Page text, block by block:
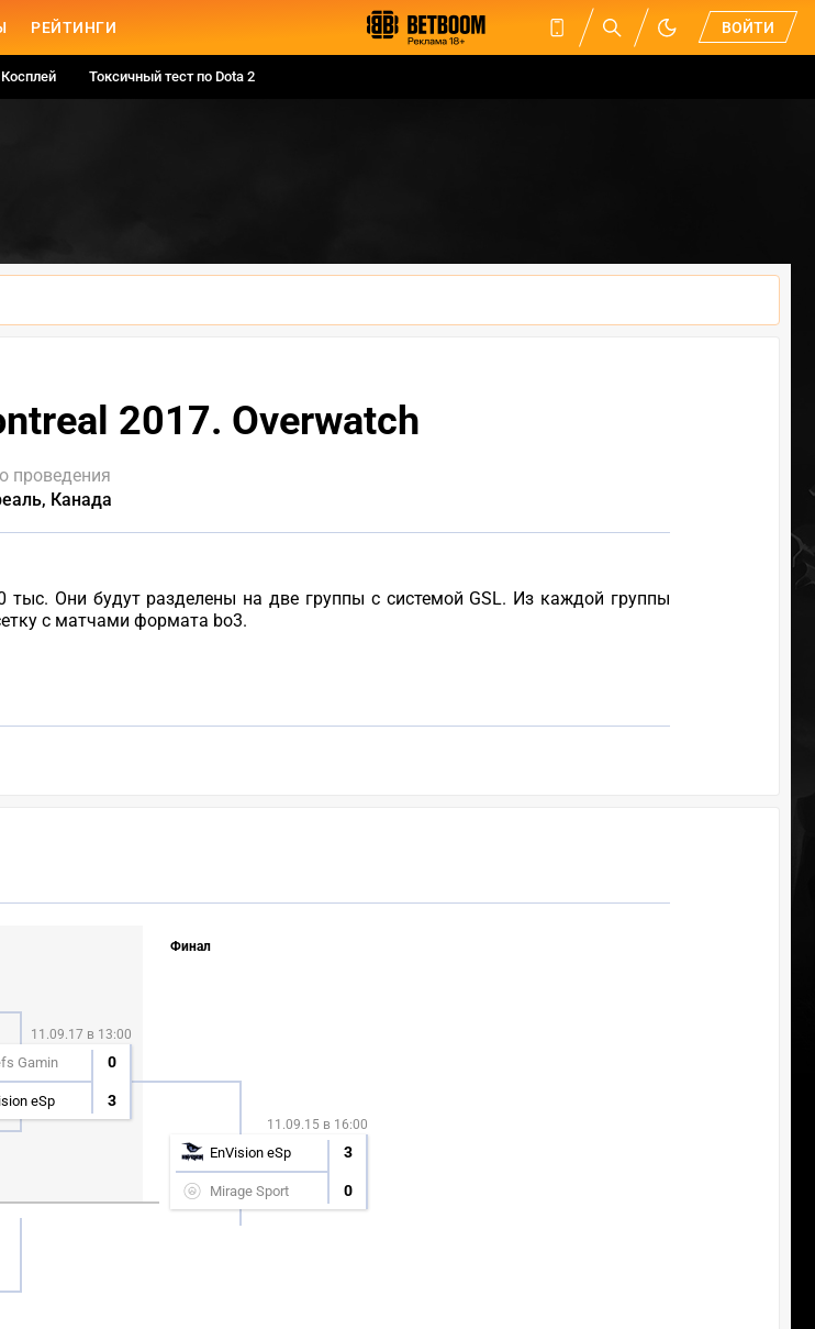
РЕЙТИНГИ ВОЙТИ
Косплей Токсичный тест по Dota 2
2017. Overwatch
проведения
Канада
Они будут разделены на две группы c системой GSL. Из каждой группы
с матчами формата bo3.
11.09.17 в 13:00
Gamin 0
eSp 3
Финал
11.09.15 в 16:00
EnVision eSp 3
Mirage Sport 0